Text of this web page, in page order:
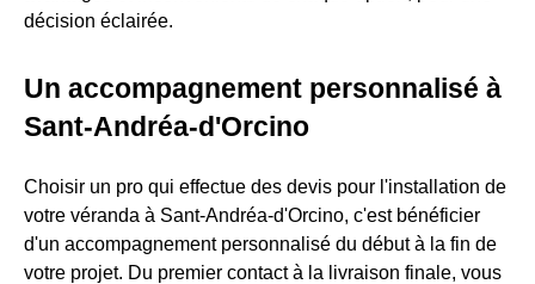
décision éclairée.
Un accompagnement personnalisé à
Sant-Andréa-d'Orcino
Choisir un pro qui effectue des devis pour l'installation de
votre véranda à Sant-Andréa-d'Orcino, c'est bénéficier
d'un accompagnement personnalisé du début à la fin de
votre projet. Du premier contact à la livraison finale, vous